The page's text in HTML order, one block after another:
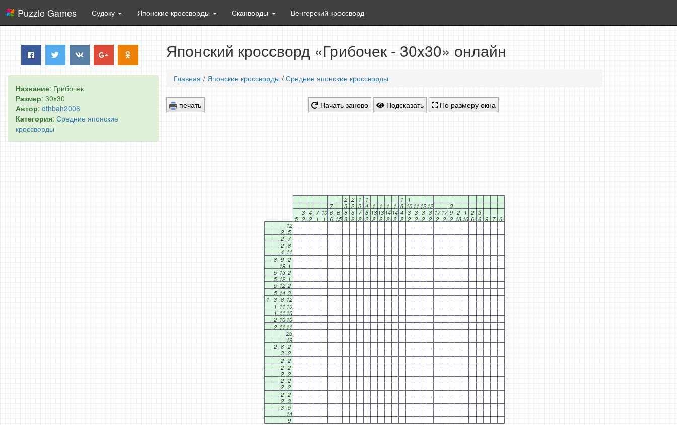
Puzzle Games Судоку Японские кроссворды Сканворды Венгерский кроссворд
Название: Грибочек
Размер: 30x30
Автор: dthbah2006
Категория: Средние японские
кроссворды
Японский кроссворд «Грибочек - 30x30» онлайн
Главная / Японские кроссворды / Средние японские кроссворды
печать Начать заново Подсказать По размеру окна
2 2 1 1 1
1
7
3 2 3 4 1 1 1 1 8 10 11 12 12
3
3 4 7 10 6 6 8 6 7 8 13 13 14 14 4 3 3 3 3 17 17 9 2 1 2 3
5 2 2 1 1 6 15 3 2 2 2 2 2 2 2 2 2 2 2 2 2 2 2 18 16 6 6 9 7 6
12
2 5
2 7
2 8
4 11
8 9 2
19 1
5 13 2
5 12 1
5 12 2
5 14 3
1 3 8 12
1 11 10
1 11 10
2 10 10
2 11 11
25
19
2 8 2
3 2
2 2
2 2
2 2
2 2
2 2
2 2
2 3
3 5
14
9